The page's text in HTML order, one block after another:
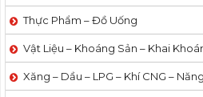
Thực Phẩm – Đồ Uống
Vật Liệu – Khoáng Sản – Khai
Xăng – Dầu – LPG – Khí CNG –